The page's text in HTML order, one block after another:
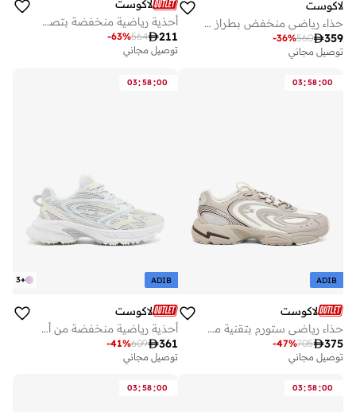
لاكوست
حذاء رياضي منخفض بطراز كورت طقم
359
560
-36%
توصيل مجاني
لاكوست
أحذية رياضية منخفضة بتصميم عصري
211
564
-63%
توصيل مجاني
03:58:00
ADIB
لاكوست
حذاء رياضي ستورم بتقنية موديل قصير
375
705
-47%
توصيل مجاني
03:58:00
+
3 ADIB
لاكوست
أحذية رياضية منخفضة من أسلوب أثليجر
361
609
-41%
توصيل مجاني
03:58:00
03:58:00